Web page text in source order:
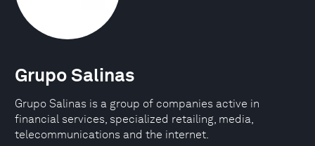
Grupo Salinas
Grupo Salinas is a group of companies active in
financial services, specialized retailing, media,
telecommunications and the internet.